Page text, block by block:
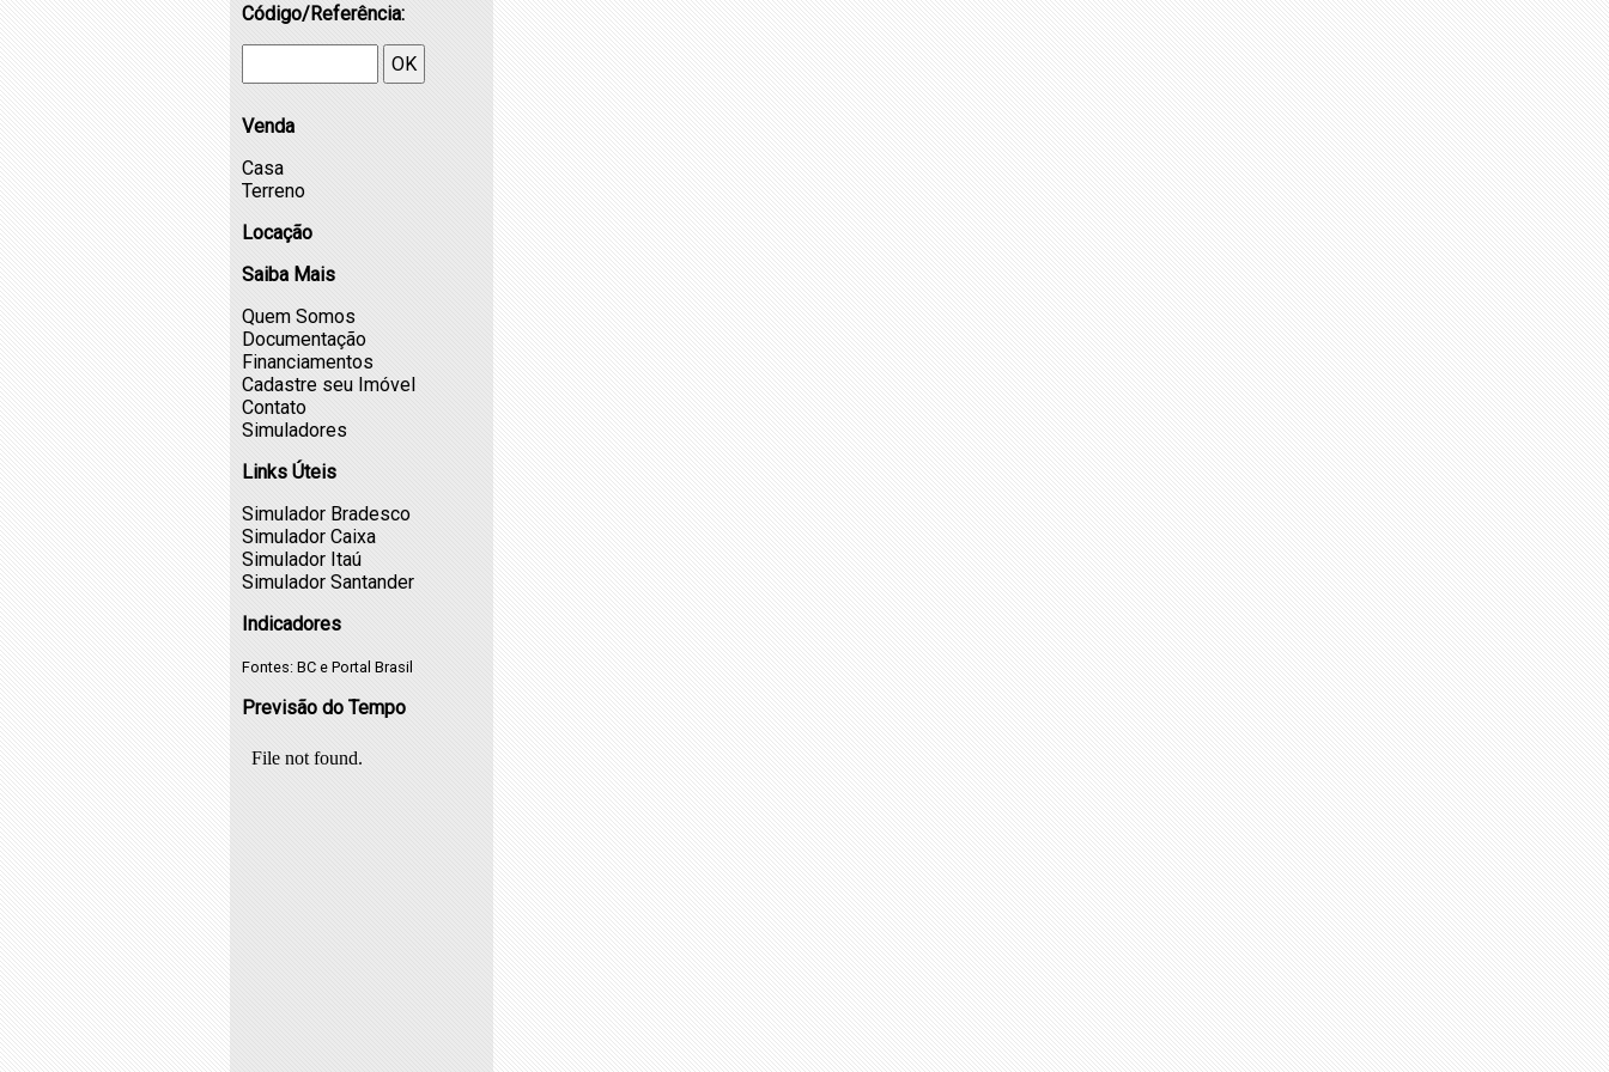
Código/Referência:
OK
Venda
Casa
Terreno
Locação
Saiba Mais
Quem Somos
Documentação
Financiamentos
Cadastre seu Imóvel
Contato
Simuladores
Links Úteis
Simulador Bradesco
Simulador Caixa
Simulador Itaú
Simulador Santander
Indicadores
Fontes: BC e Portal Brasil
Previsão do Tempo